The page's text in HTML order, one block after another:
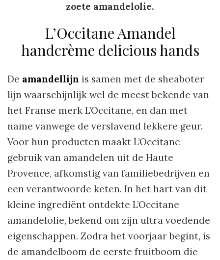
zoete amandelolie.
L’Occitane Amandel
handcrème delicious hands
De amandellijn is samen met de sheaboter
lijn waarschijnlijk wel de meest bekende van
het Franse merk L’Occitane, en dan met
name vanwege de verslavend lekkere geur.
Voor hun producten maakt L’Occitane
gebruik van amandelen uit de Haute
Provence, afkomstig van familiebedrijven en
een verantwoorde keten. In het hart van dit
kleine ingrediënt ontdekte L’Occitane
amandelolie, bekend om zijn ultra voedende
eigenschappen. Zodra het voorjaar begint, is
de amandelboom de eerste fruitboom die